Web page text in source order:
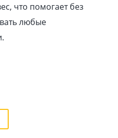
что помогает без
любые